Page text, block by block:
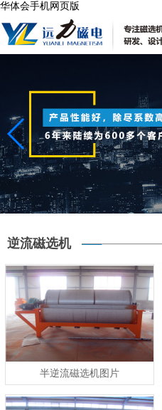
华体会手机网页版
逆流磁选机
半逆流磁选机图片